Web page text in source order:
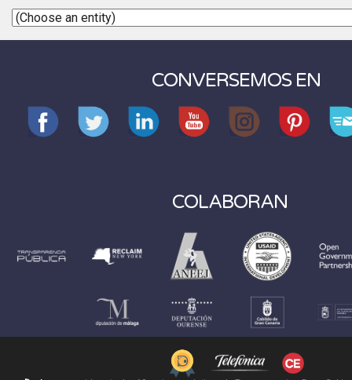
CONVERSEMOS EN
COLABORAN